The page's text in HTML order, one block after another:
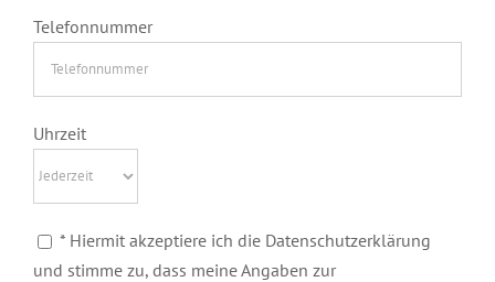
Telefonnummer
Uhrzeit
* Hiermit akzeptiere ich die Datenschutzerklärung
und stimme zu, dass meine Angaben zur